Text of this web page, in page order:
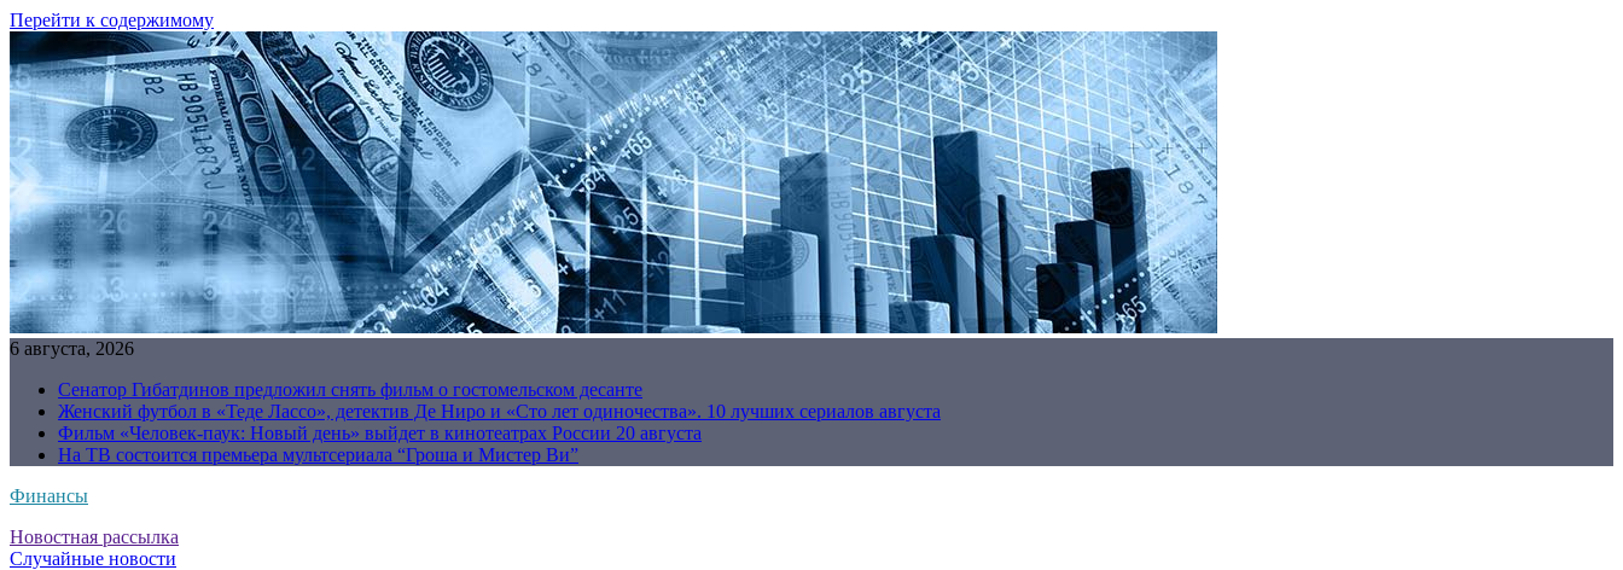
Перейти к содержимому
6 августа, 2026
Сенатор Гибатдинов предложил снять фильм о гостомельском десанте
Женский футбол в «Теде Лассо», детектив Де Ниро и «Сто лет одиночества». 10 лучших сериалов августа
Фильм «Человек-паук: Новый день» выйдет в кинотеатрах России 20 августа
На ТВ состоится премьера мультсериала “Гроша и Мистер Ви”
Финансы
Новостная рассылка
Случайные новости